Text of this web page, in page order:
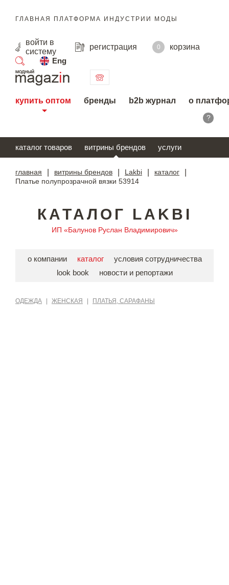
ГЛАВНАЯ ПЛАТФОРМА ИНДУСТРИИ МОДЫ
войти в
систему
регистрация 0
корзина
Eng
поиск
купить оптом бренды b2b журнал о
?
каталог товаров витрины брендов услуги
главная витрины брендов Lakbi каталог
Платье полупрозрачной вязки 53914
КАТАЛОГ LAKBI
ИП «Балунов Руслан Владимирович»
о компании каталог
условия сотрудничества
look book
новости и репортажи
ОДЕЖДА ЖЕНСКАЯ ПЛАТЬЯ, САРАФАНЫ